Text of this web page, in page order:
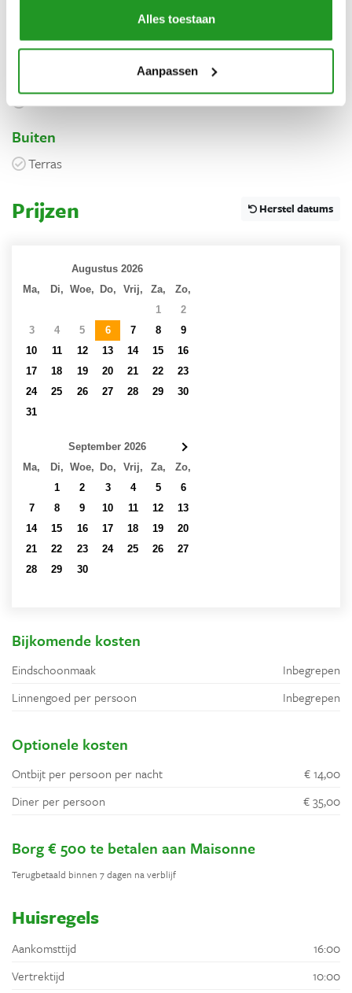
Alles toestaan
Aanpassen
Parkeerplaats
Koelkast
Buiten
Terras
Prijzen Herstel datums
Augustus 2026
Ma,
Di, Woe, Do, Vrij, Za,
Zo,
1
2
3
4 5 6 7 8
9
10
11 12 13 14 15
16
17
18 19 20 21 22
23
24
25 26 27 28 29
30
31
September 2026
Ma,
Di, Woe, Do, Vrij, Za,
Zo,
1 2 3 4 5
6
7
8 9 10 11 12
13
14
15 16 17 18 19
20
21
22 23 24 25 26
27
28
29 30
Bijkomende kosten
Eindschoonmaak
Inbegrepen
Linnengoed per persoon
Inbegrepen
Optionele kosten
Ontbijt per persoon per nacht
€ 14,00
Diner per persoon
€ 35,00
Borg € 500 te betalen aan Maisonne
Terugbetaald binnen 7 dagen na verblijf
Huisregels
Aankomsttijd
16:00
Vertrektijd
10:00